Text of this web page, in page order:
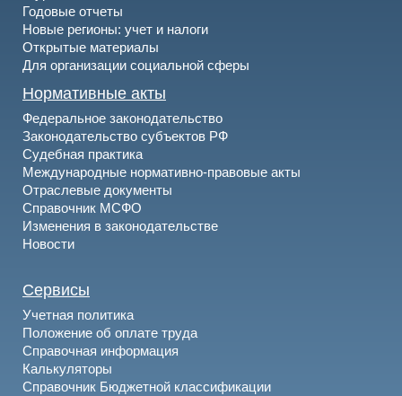
Годовые отчеты
Новые регионы: учет и налоги
Открытые материалы
Для организации социальной сферы
Нормативные акты
Федеральное законодательство
Законодательство субъектов РФ
Судебная практика
Международные нормативно-правовые акты
Отраслевые документы
Справочник МСФО
Изменения в законодательстве
Новости
Сервисы
Учетная политика
Положение об оплате труда
Справочная информация
Калькуляторы
Справочник Бюджетной классификации